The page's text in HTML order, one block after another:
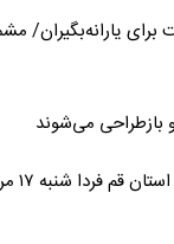
برای یارانه‌بگیران/
می‌شوند